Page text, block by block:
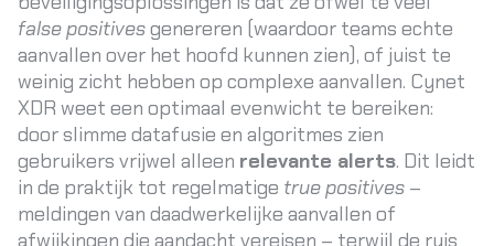
false positivesgenereren (waardoor teams echte
aanvallen over het hoofd kunnen zien), of juist te
weinig zicht hebben op complexe aanvallen. Cynet
XDR weet een optimaal evenwicht te bereiken:
door slimme datafusie en algoritmes zien
gebruikers vrijwel alleen relevante alerts. Dit leidt
in de praktijk tot regelmatige true positives –
meldingen van daadwerkelijke aanvallen of
afwijkingen die aandacht vereisen – terwijl de ruis